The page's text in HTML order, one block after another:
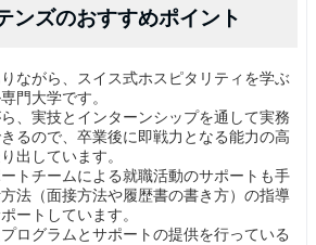
ンズのおすすめポイント
ながら、スイス式ホスピタリティを学ぶ
門大学です。
、実技とインターンシップを通して実務
るので、卒業後に即戦力となる能力の高
出しています。
トチームによる就職活動のサポートも手
法（面接方法や履歴書の書き方）の指導
ートしています。
ログラムとサポートの提供を行っている